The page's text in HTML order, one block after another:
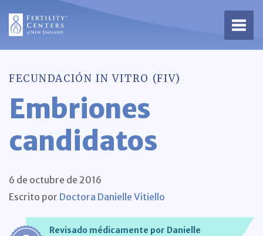
Abrir
FECUNDACIÓN IN VITRO (FIV)
Embriones
candidatos
6 de octubre de 2016
Escrito por Doctora Danielle Vitiello
Revisado médicamente por Danielle